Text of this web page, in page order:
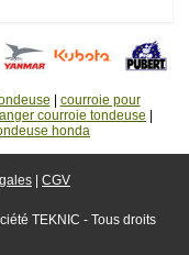
| courroie pour
courroie tondeuse |
honda
| CGV
TEKNIC - Tous droits